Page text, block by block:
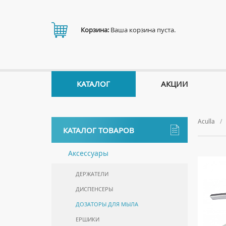
Aculla
КАТАЛОГ ТОВАРОВ
Аксессуары
ДЕРЖАТЕЛИ
ДИСПЕНСЕРЫ
ДОЗАТОРЫ ДЛЯ МЫЛА
ЕРШИКИ
Корзина: Ваша корзина пуста.
КАТАЛОГ АКЦИИ